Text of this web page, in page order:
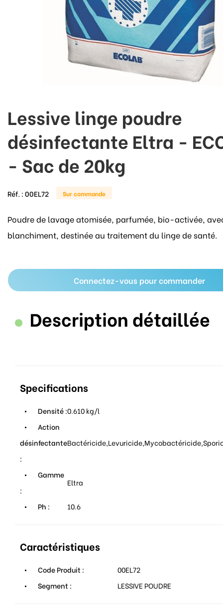
Lessive linge poudre
désinfectante Eltra -
- Sac de 20kg
Réf. :00EL72 Sur commande
Poudre de lavage atomisée, parfumée, bio-activée,
blanchiment, destinée au traitement du linge de santé.
Connectez-vous pour commander
Description détaillée
Specifications
Densité :0.610 kg/l
Action
désinfectante
:
Gamme
:
Eltra
Ph : 10.6
Caractéristiques
Code Produit :
00EL72
Segment :
LESSIVE POUDRE